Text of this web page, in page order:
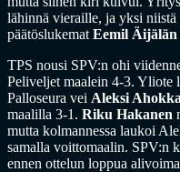
lähinnä vieraille, ja yksi niistä
päätöslukemat Eemil Äijälän
TPS nousi SPV:n ohi
Peliveljet maalein 4-3. Yliote
Palloseura vei Aleksi
maalilla 3-1. Riku Hakanen
mutta kolmannessa laukoi
samalla voittomaalin. SPV:n
ennen ottelun loppua